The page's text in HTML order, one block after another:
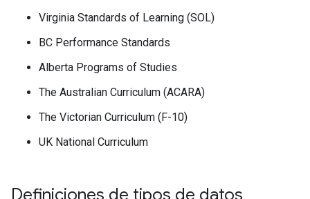
Virginia Standards of Learning (SOL)
BC Performance Standards
Alberta Programs of Studies
The Australian Curriculum (ACARA)
The Victorian Curriculum (F-10)
UK National Curriculum
Definiciones de tipos de datos